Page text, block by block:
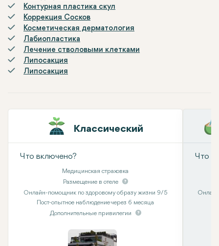
Контурная пластика скул
Коррекция Сосков
Косметическая дерматология
Лабиопластика
Лечение стволовыми клетками
Липосакция
Липосакция
Классический
Что включено?
Медицинская страховка
Размещение в отеле
Онлайн-помощник по здоровому образу жизни 9/5
Пост-опытное наблюдение через 6 месяца
Дополнительные привилегии
Что